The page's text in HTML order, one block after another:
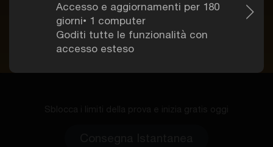
Accesso e aggiornamenti per 180
giorni• 1 computer
Goditi tutte le funzionalità con
accesso esteso